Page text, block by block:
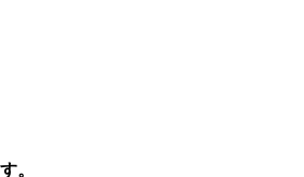
。